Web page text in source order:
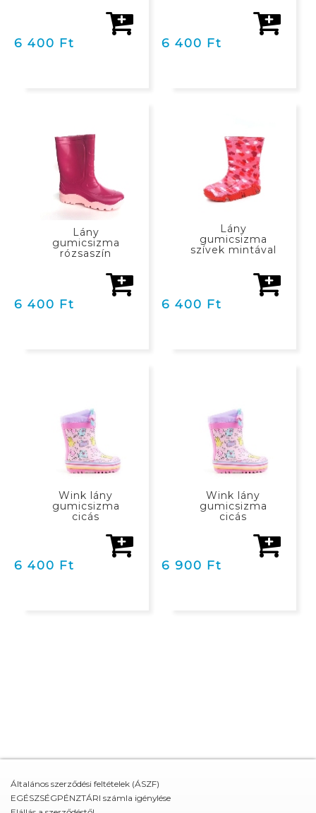
6 400 Ft 6 400 Ft
Lány
gumicsizma
rózsaszín
6 400 Ft
Lány
gumicsizma
szívek mintával
6 400 Ft
Wink lány
gumicsizma
cicás
6 400 Ft
Wink lány
gumicsizma
cicás
6 900 Ft
Általános szerződési feltételek (ÁSZF)
EGÉSZSÉGPÉNZTÁRI számla igénylése